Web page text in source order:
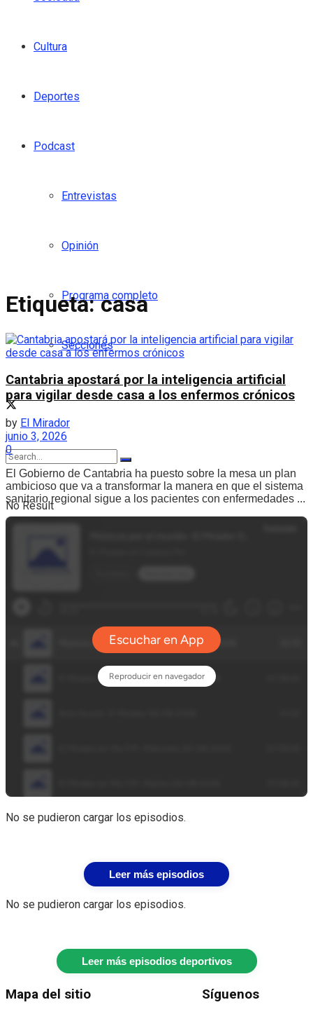
Cultura
Deportes
Podcast
Entrevistas
Opinión
Programa completo
Secciones
No Result
View All Result
Etiqueta:casa
Cantabria apostará por la inteligencia artificial
para vigilar desde casa a los enfermos crónicos
by El Mirador
junio 3, 2026
0
El Gobierno de Cantabria ha puesto sobre la mesa un plan
ambicioso que va a transformar la manera en que el sistema
sanitario regional sigue a los pacientes con enfermedades ...
No se pudieron cargar los episodios.
Leer más episodios
No se pudieron cargar los episodios.
Leer más episodios deportivos
Mapa del sitio Síguenos